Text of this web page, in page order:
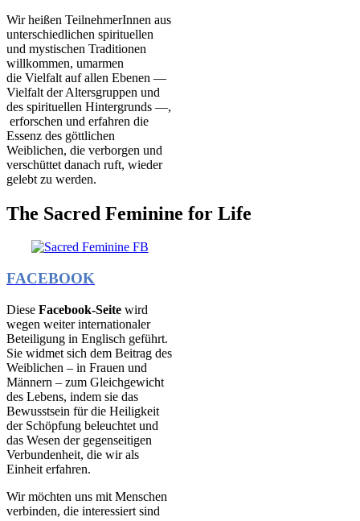
Wir heißen TeilnehmerInnen aus
unterschiedlichen spirituellen
und mystischen Traditionen
willkommen, umarmen
die Vielfalt auf allen Ebenen —
Vielfalt der Altersgruppen und
des spirituellen Hintergrunds —,
erforschen und erfahren die
Essenz des göttlichen
Weiblichen, die verborgen und
verschüttet danach ruft, wieder
gelebt zu werden.
The Sacred Feminine for Life
FACEBOOK
Diese Facebook-Seite wird
wegen weiter internationaler
Beteiligung in Englisch geführt.
Sie widmet sich dem Beitrag des
Weiblichen – in Frauen und
Männern – zum Gleichgewicht
des Lebens, indem sie das
Bewusstsein für die Heiligkeit
der Schöpfung beleuchtet und
das Wesen der gegenseitigen
Verbundenheit, die wir als
Einheit erfahren.
Wir möchten uns mit Menschen
verbinden, die interessiert sind